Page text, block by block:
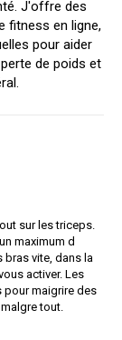
J'offre des
fitness en ligne,
pour aider
de poids et
sur les triceps.
maximum d
vite, dans la
activer. Les
pour maigrire des
tout.